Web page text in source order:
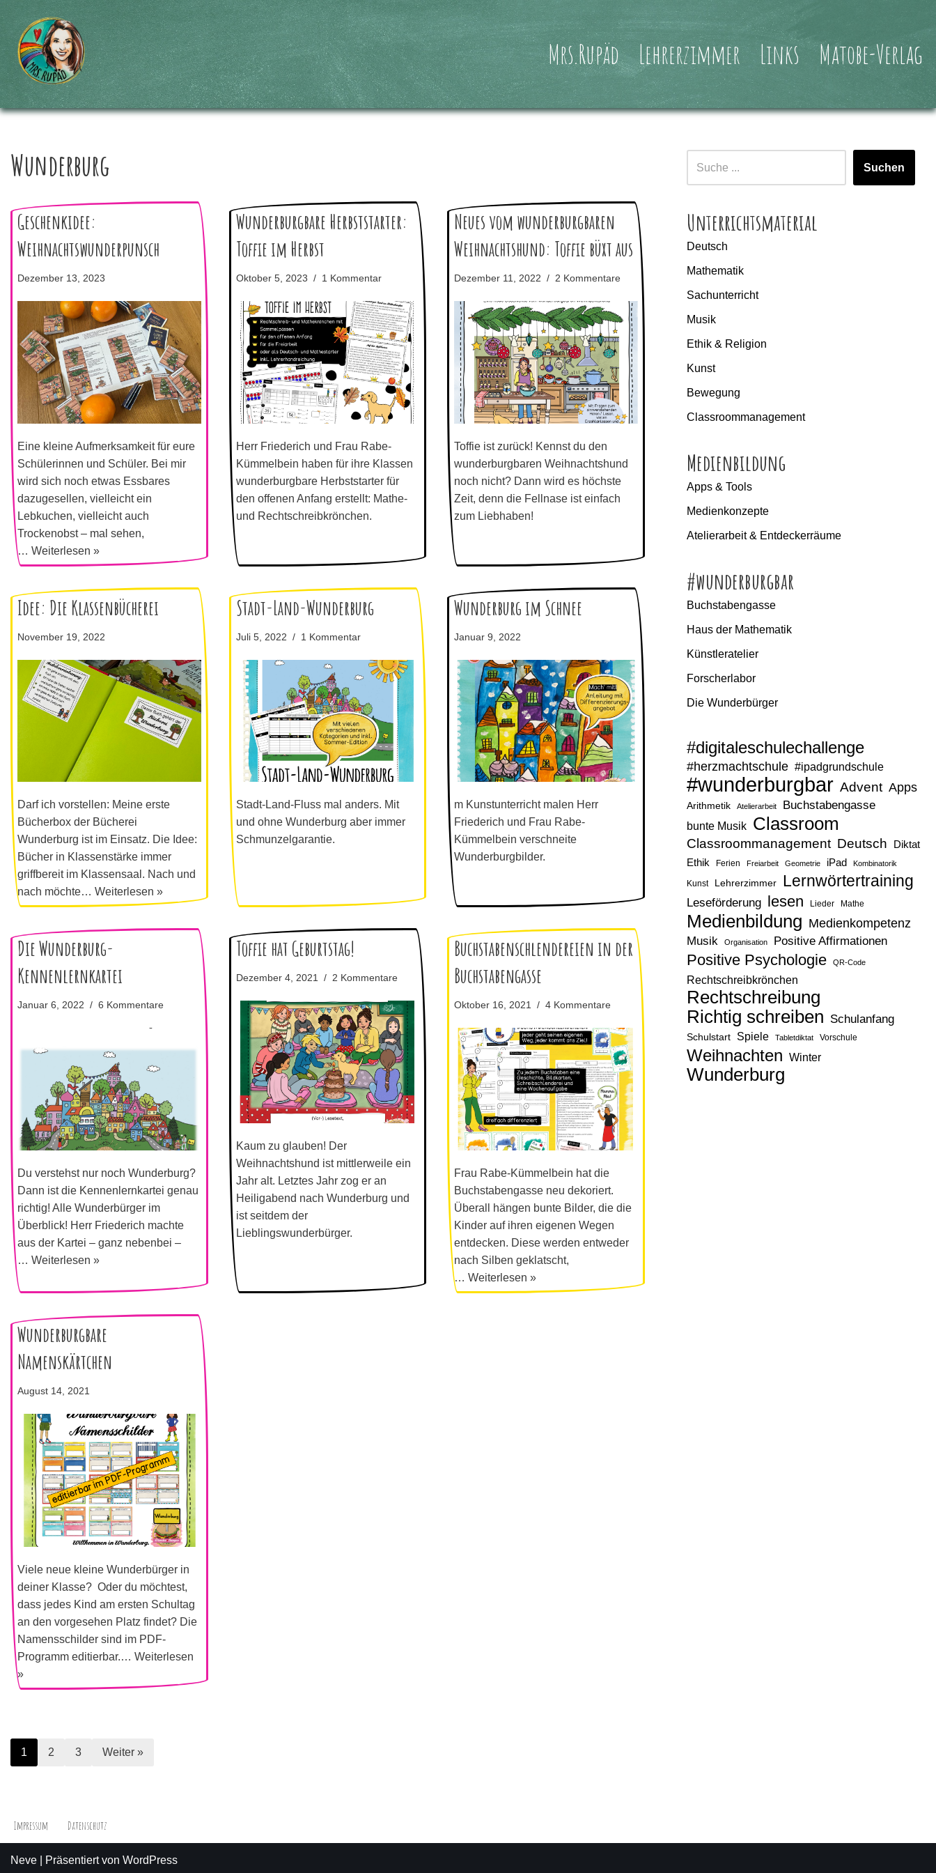
Zum
Inhalt
springen
Mrs.Rupäd Lehrerzimmer Links Matobe-Verlag
Wunderburg
Geschenkidee:
Weihnachtswunderpunsch
Dezember 13, 2023
Eine kleine Aufmerksamkeit für eure
Schülerinnen und Schüler. Bei mir
wird sich noch etwas Essbares
dazugesellen, vielleicht ein
Lebkuchen, vielleicht auch
Trockenobst – mal sehen,
… Weiterlesen »
Wunderburgbare Herbststarter:
Toffie im Herbst
Oktober 5, 2023 1 Kommentar
Herr Friederich und Frau Rabe-
Kümmelbein haben für ihre Klassen
wunderburgbare Herbststarter für
den offenen Anfang erstellt: Mathe-
und Rechtschreibkrönchen.
Neues vom wunderburgbaren
Weihnachtshund: Toffie büxt aus
Dezember 11, 2022 2 Kommentare
Toffie ist zurück! Kennst du den
wunderburgbaren Weihnachtshund
noch nicht? Dann wird es höchste
Zeit, denn die Fellnase ist einfach
zum Liebhaben!
Idee: Die Klassenbücherei
November 19, 2022
Darf ich vorstellen: Meine erste
Bücherbox der Bücherei
Wunderburg ist im Einsatz. Die Idee:
Bücher in Klassenstärke immer
griffbereit im Klassensaal. Nach und
nach möchte… Weiterlesen »
Stadt-Land-Wunderburg
Juli 5, 2022 1 Kommentar
Stadt-Land-Fluss mal anders. Mit
und ohne Wunderburg aber immer
Schmunzelgarantie.
Wunderburg im Schnee
Januar 9, 2022
m Kunstunterricht malen Herr
Friederich und Frau Rabe-
Kümmelbein verschneite
Wunderburgbilder.
Die Wunderburg-
Kennenlernkartei
Januar 6, 2022 6 Kommentare
Du verstehst nur noch Wunderburg?
Dann ist die Kennenlernkartei genau
richtig! Alle Wunderbürger im
Überblick! Herr Friederich machte
aus der Kartei – ganz nebenbei –
… Weiterlesen »
Toffie hat Geburtstag!
Dezember 4, 2021 2 Kommentare
Kaum zu glauben! Der
Weihnachtshund ist mittlerweile ein
Jahr alt. Letztes Jahr zog er an
Heiligabend nach Wunderburg und
ist seitdem der
Lieblingswunderbürger.
Buchstabenschlendereien in der
Buchstabengasse
Oktober 16, 2021 4 Kommentare
Frau Rabe-Kümmelbein hat die
Buchstabengasse neu dekoriert.
Überall hängen bunte Bilder, die die
Kinder auf ihren eigenen Wegen
entdecken. Diese werden entweder
nach Silben geklatscht,
…Weiterlesen »
Wunderburgbare
Namenskärtchen
August 14, 2021
Viele neue kleine Wunderbürger in
deiner Klasse? Oder du möchtest,
dass jedes Kind am ersten Schultag
an den vorgesehen Platz findet? Die
Namensschilder sind im PDF-
Programm editierbar.… Weiterlesen
»
1 2 3 Weiter »
Suchen
Unterrichtsmaterial
Deutsch
Mathematik
Sachunterricht
Musik
Ethik & Religion
Kunst
Bewegung
Classroommanagement
Medienbildung
Apps & Tools
Medienkonzepte
Atelierarbeit & Entdeckerräume
#wunderburgbar
Buchstabengasse
Haus der Mathematik
Künstleratelier
Forscherlabor
Die Wunderbürger
#digitaleschulechallenge
#herzmachtschule #ipadgrundschule
#wunderburgbar Advent Apps
Arithmetik Atelierarbeit Buchstabengasse
bunte Musik Classroom
Classroommanagement Deutsch
Diktat
Ethik
Ferien Freiarbeit Geometrie iPad Kombinatorik
Kunst Lehrerzimmer Lernwörtertraining
Leseförderung lesen Lieder Mathe
Medienbildung Medienkompetenz
Musik Organisation Positive Affirmationen
Positive Psychologie QR-Code
Rechtschreibkrönchen
Rechtschreibung
Richtig schreiben Schulanfang
Schulstart Spiele Tabletdiktat Vorschule
Weihnachten Winter
Wunderburg
Impressum Datenschutz
Neve | Präsentiert von WordPress